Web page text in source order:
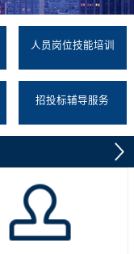
人员岗位技能培训
招投标辅导服务